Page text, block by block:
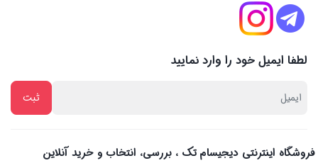
لطفا ایمیل خود را وارد نمایید
فروشگاه اینترنتی دیجیسام تک ، بررسی، انتخاب و خرید آنلاین